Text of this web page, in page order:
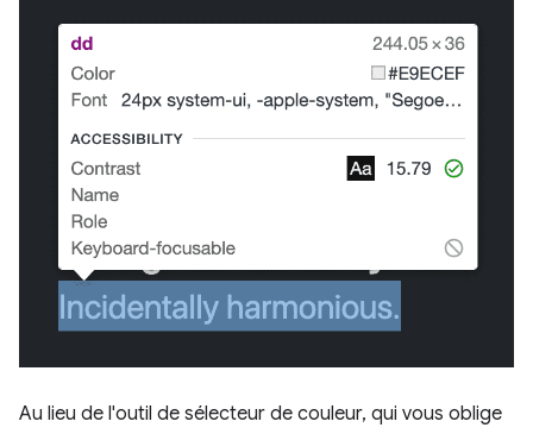
Au lieu de l'outil de sélecteur de couleur, qui vous oblige